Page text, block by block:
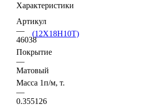
Характеристики
Артикул
—
46038
Покрытие
—
Матовый
Масса 1п/м, т.
—
0.355126